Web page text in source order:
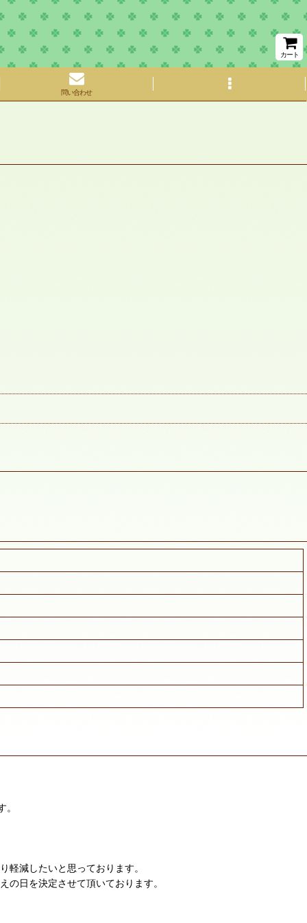
カート
問い合わせ
減したいと思っております。
日を決定させて頂いております。